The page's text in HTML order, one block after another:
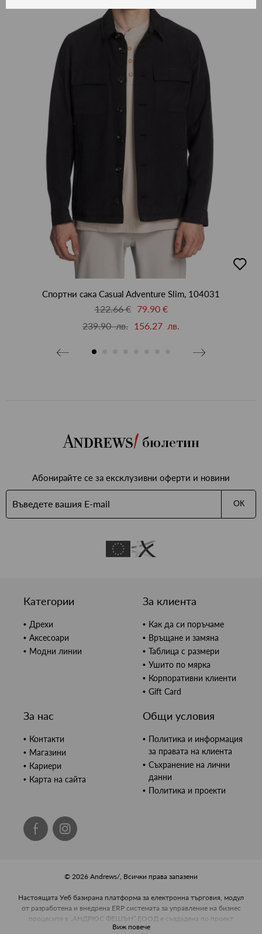
в
Спортни сака Casual Adventure Slim, 104031
122.66 €
79.90 €
239.90 лв. 156.27 лв.
бюлетин
Абонирайте се за ексклузивни оферти и новини
ОК
Категории
Дрехи
Аксесоари
Модни линии
За клиента
Как да си поръчаме
Връщане и замяна
Таблица с размери
Ушито по мярка
Корпоративни клиенти
Gift Card
За нас
Контакти
Магазини
Кариери
Карта на сайта
Общи условия
Политика и информация
за правата на клиента
Съхранение на лични
данни
Политика и проекти
© 2026 Andrews/, Всички права запазени
Настоящата Уеб базирана платформа за електронна търговия, модул
от разработена и внедрена ERP системата за управление на бизнес
процесите в „АНДРЮС ФЕШЪН” ЕООД е създадена по проект
BG16RFOP002-2.002-0443, Развитие на управленския капацитет и
Виж повече